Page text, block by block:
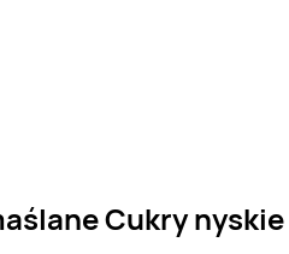
Cukry nyskie